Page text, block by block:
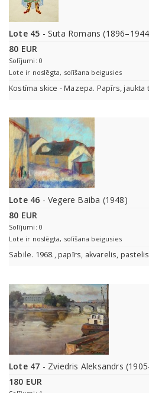
Lote 45 - Suta Romans
80 EUR
Solījumi: 0
Lote ir noslēgta, solīšana beigusies
Kostīma skice - Mazepa. Papīrs, jaukta
Lote 46 - Vegere Baiba (1948)
80 EUR
Solījumi: 0
Lote ir noslēgta, solīšana beigusies
Sabile. 1968., papīrs, akvarelis,
Lote 47 - Zviedris Aleksandrs
180 EUR